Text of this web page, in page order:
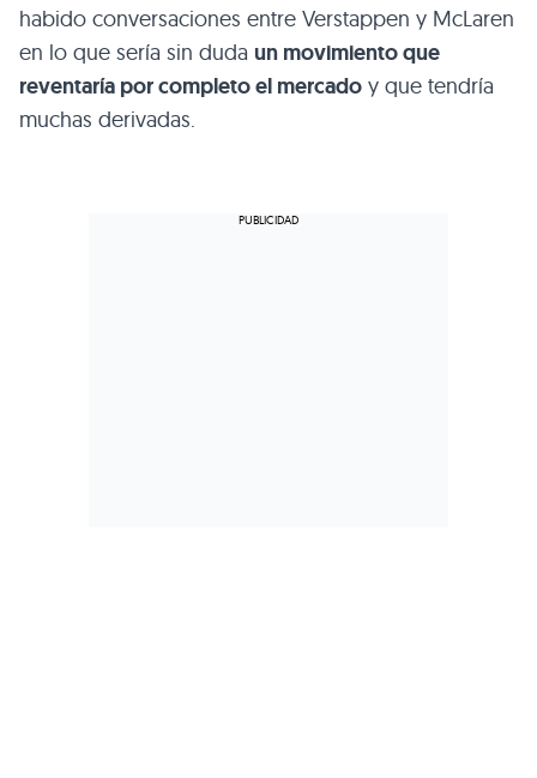
habido conversaciones entre Verstappen y McLaren
en lo que sería sin duda un movimiento que
reventaría por completo el mercado y que tendría
muchas derivadas.